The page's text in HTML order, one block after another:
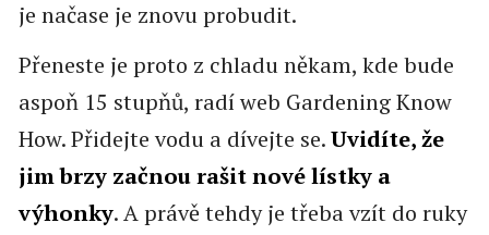
je načase je znovu probudit.
Přeneste je proto z chladu někam, kde bude
aspoň 15 stupňů, radí web Gardening Know
How. Přidejte vodu a dívejte se.Uvidíte, že
jim brzy začnou rašit nové lístky a
výhonky. A právě tehdy je třeba vzít do ruky